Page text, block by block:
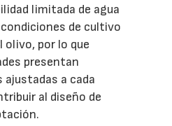
limitada de agua
de cultivo
olivo, por lo que
presentan
a cada
al diseño de